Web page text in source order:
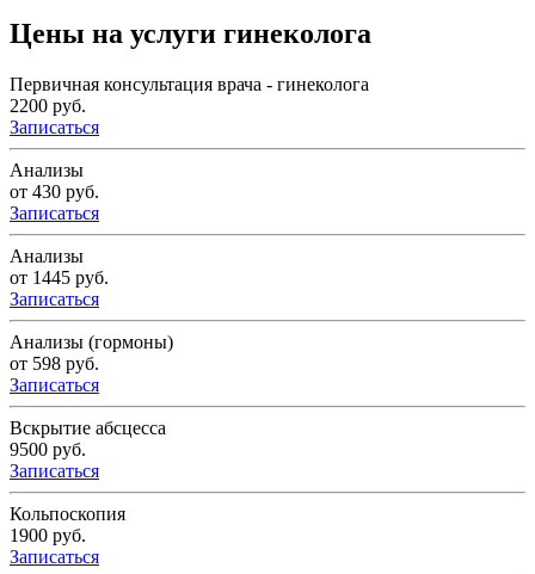
Цены на услуги гинеколога
Первичная консультация врача - гинеколога
2200 руб.
Записаться
Анализы
от 430 руб.
Записаться
Анализы
от 1445 руб.
Записаться
Анализы (гормоны)
от 598 руб.
Записаться
Вскрытие абсцесса
9500 руб.
Записаться
Кольпоскопия
1900 руб.
Записаться